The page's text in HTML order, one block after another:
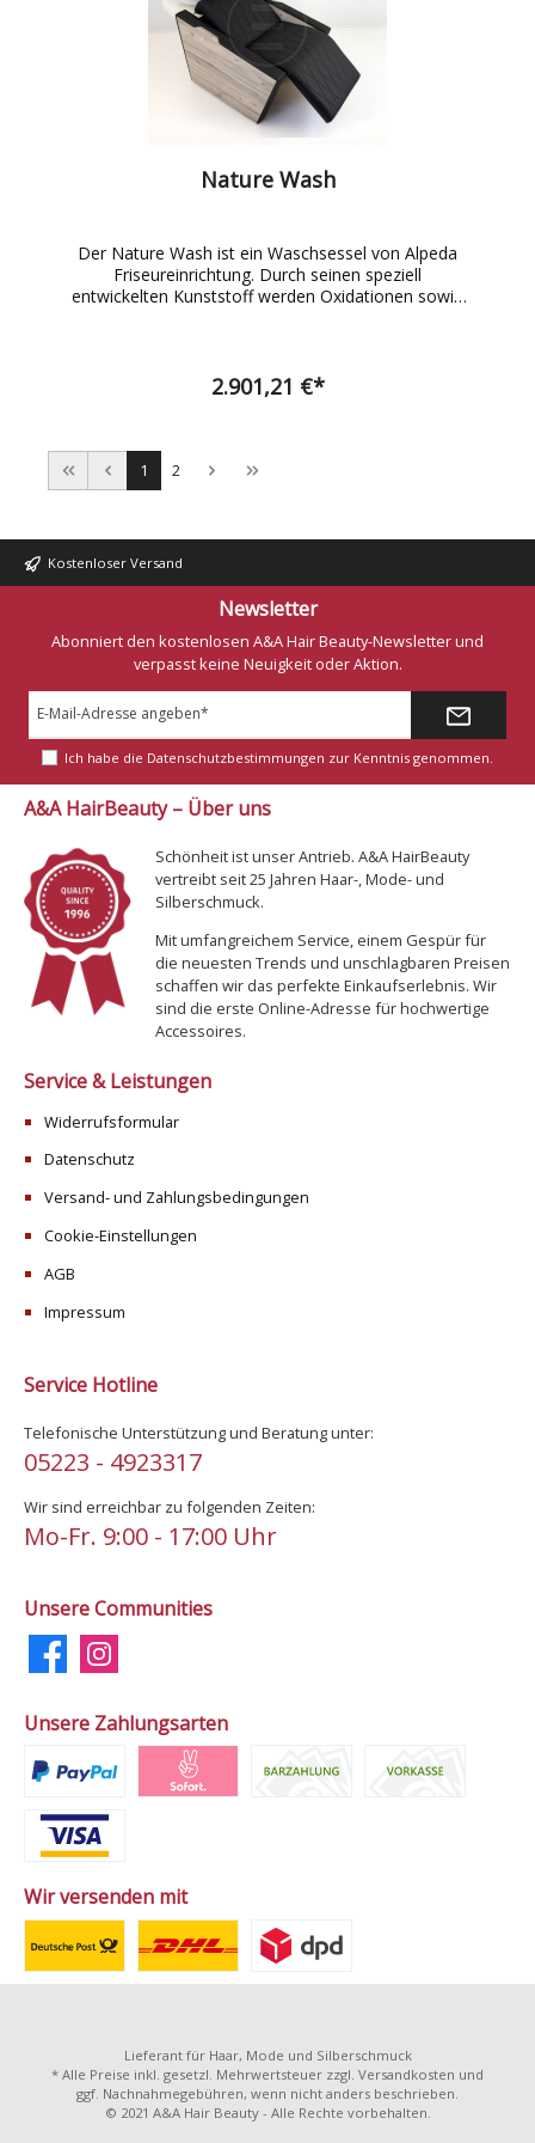
Hierzu stehen Ihnen die unten angezeigten
Farbvarianten zur Verfügung.
Nature Wash
Der Nature Wash ist ein Waschsessel von Alpeda
Friseureinrichtung. Durch seinen speziell
entwickelten Kunststoff werden Oxidationen sowie
Waschsessel zu einem echten Hingucker.
Interessenten können den Nature Wash auch in
Höhe 105 | Breite 58 | Tiefe 140/170 Interessenten
können eine große Auswahl unserer Produkte in
unserem Showroom besichtigen. Bei diesem
stehen Ihnen die unten angezeigten Farbvarianten
2.901,21 €*
1 2
Kostenloser Versand
Newsletter
Abonniert den kostenlosen A&A Hair Beauty-Newsletter und
verpasst keine Neuigkeit oder Aktion.
Adresse*
Ich habe die Datenschutzbestimmungen zur Kenntnis genommen.
A&A HairBeauty – Über uns
Schönheit ist unser Antrieb. A&A HairBeauty
vertreibt seit 25 Jahren Haar-, Mode- und
Silberschmuck.
Mit umfangreichem Service, einem Gespür für
die neuesten Trends und unschlagbaren Preisen
schaffen wir das perfekte Einkaufserlebnis. Wir
sind die erste Online-Adresse für hochwertige
Accessoires.
Service & Leistungen
Widerrufsformular
Datenschutz
Versand- und Zahlungsbedingungen
Cookie-Einstellungen
AGB
Impressum
Service Hotline
Telefonische Unterstützung und Beratung unter:
05223 - 4923317
Wir sind erreichbar zu folgenden Zeiten:
Mo-Fr. 9:00 - 17:00 Uhr
Unsere Communities
Unsere Zahlungsarten
Wir versenden mit
Lieferant für Haar, Mode und Silberschmuck
* Alle Preise inkl. gesetzl. Mehrwertsteuer zzgl. Versandkosten und
ggf. Nachnahmegebühren, wenn nicht anders beschrieben.
© 2021 A&A Hair Beauty - Alle Rechte vorbehalten.